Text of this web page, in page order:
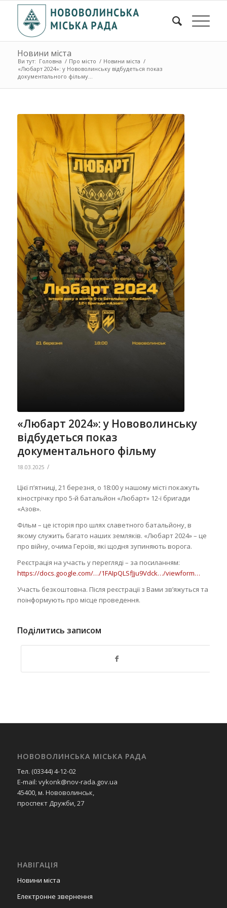
Новини міста
Ви тут: Головна / Про місто / Новини міста /
«Любарт 2024»: у Нововолинську відбудеться показ
документального фільму...
«Любарт 2024»: у Нововолинську
відбудеться показ
документального фільму
18.03.2025 /
Цієї пʼятниці, 21 березня, о 18:00 у нашому місті покажуть
кінострічку про 5-й батальйон «Любарт» 12-ї бригади
«Азов».
Фільм – це історія про шлях славетного батальйону, в
якому служить багато наших земляків. «Любарт 2024» – це
про війну, очима Героїв, які щодня зупиняють ворога.
Реєстрація на участь у перегляді – за посиланням:
https://docs.google.com/…/1FAIpQLSfJju9Vdck…/viewform…
Участь безкоштовна. Після реєстрації з Вами звʼяжуться та
поінформують про місце проведення.
Поділитись записом
НОВОВОЛИНСЬКА МІСЬКА РАДА
Тел. (03344) 4-12-02
E-mail: vykonk@nov-rada.gov.ua
45400, м. Нововолинськ,
проспект Дружби, 27
НАВІГАЦІЯ
Новини міста
Електронне звернення